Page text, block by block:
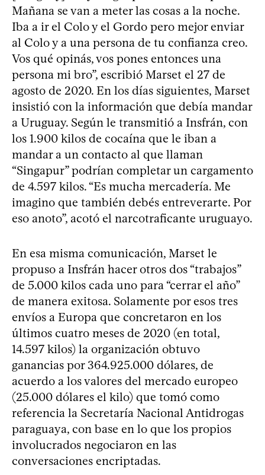
Mañana se van a meter las cosas a la noche.
Iba a ir el Colo y el Gordo pero mejor enviar
al Colo y a una persona de tu confianza creo.
Vos qué opinás, vos pones entonces una
persona mi bro”, escribió Marset el 27 de
agosto de 2020. En los días siguientes, Marset
insistió con la información que debía mandar
a Uruguay. Según le transmitió a Insfrán, con
los 1.900 kilos de cocaína que le iban a
mandar a un contacto al que llaman
“Singapur” podrían completar un cargamento
de 4.597 kilos. “Es mucha mercadería. Me
imagino que también debés entreverarte. Por
eso anoto”, acotó el narcotraficante uruguayo.
En esa misma comunicación, Marset le
propuso a Insfrán hacer otros dos “trabajos”
de 5.000 kilos cada uno para “cerrar el año”
de manera exitosa. Solamente por esos tres
envíos a Europa que concretaron en los
últimos cuatro meses de 2020 (en total,
14.597 kilos) la organización obtuvo
ganancias por 364.925.000 dólares, de
acuerdo a los valores del mercado europeo
(25.000 dólares el kilo) que tomó como
referencia la Secretaría Nacional Antidrogas
paraguaya, con base en lo que los propios
involucrados negociaron en las
conversaciones encriptadas.